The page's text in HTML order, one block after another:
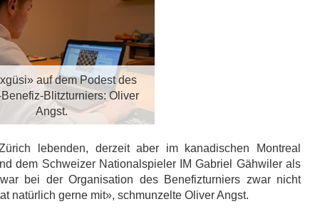
auf dem Podest des
Blitzturniers: Oliver
Angst.
lebenden, derzeit aber im kanadischen Montreal
dem Schweizer Nationalspieler IM Gabriel Gähwiler als
bei der Organisation des Benefizturniers zwar nicht
natürlich gerne mit», schmunzelte Oliver Angst.